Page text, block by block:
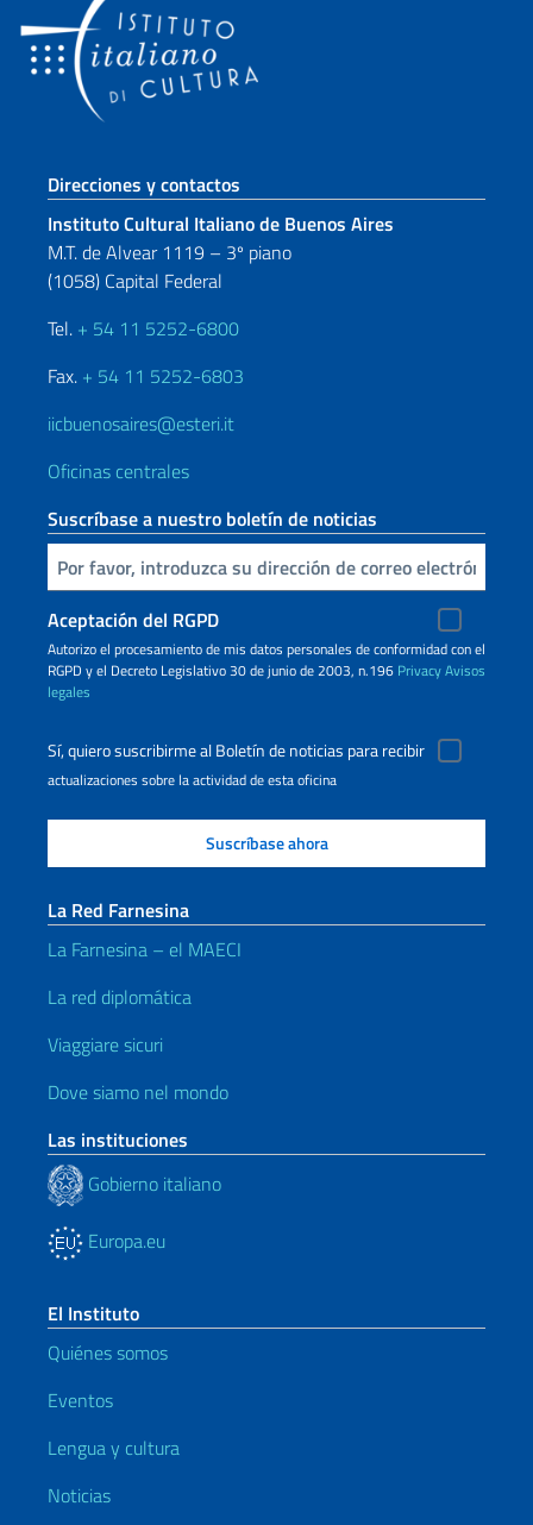
Sezione footer
Direcciones y contactos
Instituto Cultural Italiano de Buenos Aires
M.T. de Alvear 1119 – 3º piano
(1058) Capital Federal
Tel. + 54 11 5252-6800
Fax. + 54 11 5252-6803
iicbuenosaires@esteri.it
Oficinas centrales
Suscríbase a nuestro boletín de noticias
Inserta tu correo electronico
Aceptación del RGPD
Autorizo ​​el procesamiento de mis datos personales de conformidad con el
RGPD y el Decreto Legislativo 30 de junio de 2003, n.196 PrivacyAvisos
legales
Sí, quiero suscribirme al Boletín de noticias para recibir
actualizaciones sobre la actividad de esta oficina
La Red Farnesina
La Farnesina – el MAECI
La red diplomática
Viaggiare sicuri
Dove siamo nel mondo
Las instituciones
Gobierno italiano
Europa.eu
El Instituto
Quiénes somos
Eventos
Lengua y cultura
Noticias